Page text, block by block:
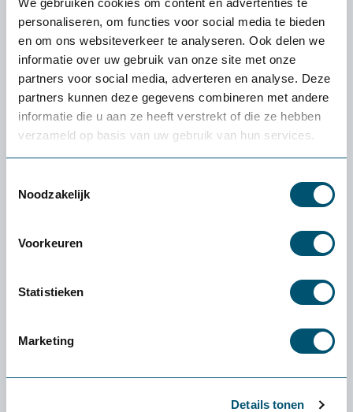
We gebruiken cookies om content en advertenties te
personaliseren, om functies voor social media te bieden
en om ons websiteverkeer te analyseren. Ook delen we
informatie over uw gebruik van onze site met onze
partners voor social media, adverteren en analyse. Deze
partners kunnen deze gegevens combineren met andere
informatie die u aan ze heeft verstrekt of die ze hebben
verzameld op basis van uw gebruik van hun services.
Noodzakelijk
Voorkeuren
Statistieken
Marketing
Details tonen
30 dagen gratis proefplaatsing